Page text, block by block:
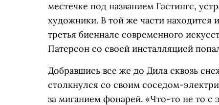
местечке под названием Гастингс,
художники. В той же части находится
третья биеннале современного
Патерсон со своей инсталляцией
Добравшись все же до Дила сквозь
столкнулся со своим соседом-
за миганием фонарей. «Что-то не то с